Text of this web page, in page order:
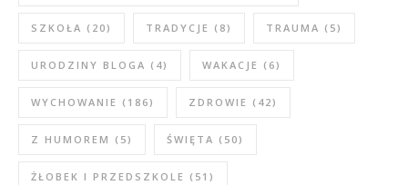
SZKOŁA (20) TRADYCJE (8) TRAUMA (5)
URODZINY BLOGA (4) WAKACJE (6)
WYCHOWANIE (186) ZDROWIE (42)
Z HUMOREM (5) ŚWIĘTA (50)
ŻŁOBEK I PRZEDSZKOLE (51)